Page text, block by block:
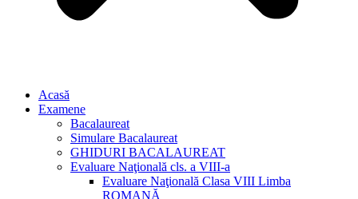
Acasă
Examene
Bacalaureat
Simulare Bacalaureat
GHIDURI BACALAUREAT
Evaluare Naţională cls. a VIII-a
Evaluare Naţională Clasa VIII Limba
ROMANĂ